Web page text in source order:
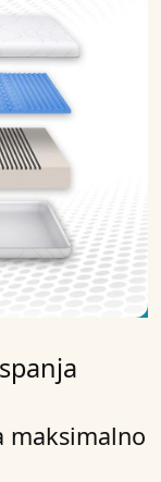
maksimalno